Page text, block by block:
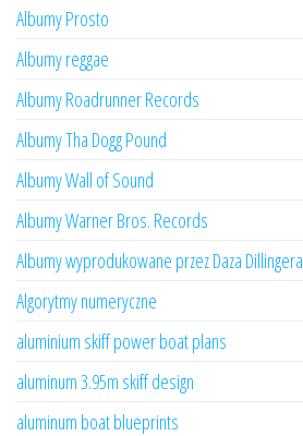
Albumy Prosto
Albumy reggae
Albumy Roadrunner Records
Albumy Tha Dogg Pound
Albumy Wall of Sound
Albumy Warner Bros. Records
Albumy wyprodukowane przez Daza Dillingera
Algorytmy numeryczne
aluminium skiff power boat plans
aluminum 3.95m skiff design
aluminum boat blueprints